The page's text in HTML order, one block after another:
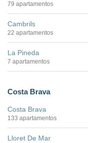
79 apartamentos
Cambrils
22 apartamentos
La Pineda
7 apartamentos
Costa Brava
Costa Brava
133 apartamentos
Lloret De Mar